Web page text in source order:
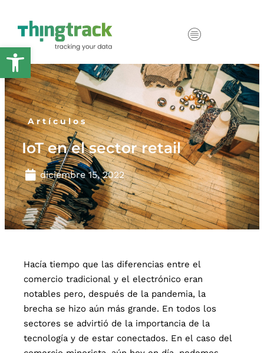
Abrir barra de herramientas
Artículos
IoT en el sector retail
diciembre 15, 2022
Hacía tiempo que las diferencias entre el
comercio tradicional y el electrónico eran
notables pero, después de la pandemia, la
brecha se hizo aún más grande. En todos los
sectores se advirtió de la importancia de la
tecnología y de estar conectados. En el caso del